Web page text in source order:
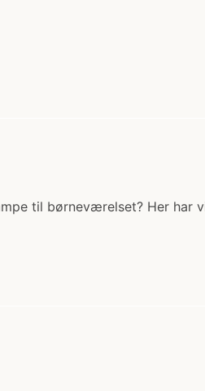
til børneværelset? Her har